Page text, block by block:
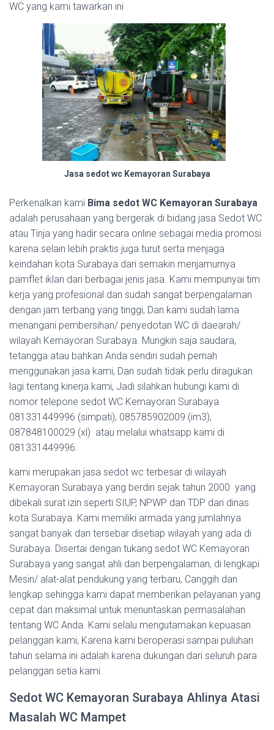
WC yang kami tawarkan ini
Jasa sedot wc Kemayoran Surabaya
Perkenalkan kami Bima sedot WC Kemayoran Surabaya
adalah perusahaan yang bergerak di bidang jasa Sedot WC
atau Tinja yang hadir secara online sebagai media promosi
karena selain lebih praktis juga turut serta menjaga
keindahan kota Surabaya dari semakin menjamurnya
pamflet iklan dari berbagai jenis jasa. Kami mempunyai tim
kerja yang profesional dan sudah sangat berpengalaman
dengan jam terbang yang tinggi, Dan kami sudah lama
menangani pembersihan/ penyedotan WC di daearah/
wilayah Kemayoran Surabaya. Mungkin saja saudara,
tetangga atau bahkan Anda sendiri sudah pernah
menggunakan jasa kami, Dan sudah tidak perlu diragukan
lagi tentang kinerja kami, Jadi silahkan hubungi kami di
nomor telepone sedot WC Kemayoran Surabaya
081331449996 (simpati), 085785902009 (im3),
087848100029 (xl) atau melalui whatsapp kami di
081331449996.
kami merupakan jasa sedot wc terbesar di wilayah
Kemayoran Surabaya yang berdiri sejak tahun 2000 yang
dibekali surat izin seperti SIUP, NPWP dan TDP dari dinas
kota Surabaya. Kami memiliki armada yang jumlahnya
sangat banyak dan tersebar disetiap wilayah yang ada di
Surabaya. Disertai dengan tukang sedot WC Kemayoran
Surabaya yang sangat ahli dan berpengalaman, di lengkapi
Mesin/ alat-alat pendukung yang terbaru, Canggih dan
lengkap sehingga kami dapat memberikan pelayanan yang
cepat dan maksimal untuk menuntaskan permasalahan
tentang WC Anda. Kami selalu mengutamakan kepuasan
pelanggan kami, Karena kami beroperasi sampai puluhan
tahun selama ini adalah karena dukungan dari seluruh para
pelanggan setia kami.
Sedot WC Kemayoran Surabaya Ahlinya Atasi
Masalah WC Mampet